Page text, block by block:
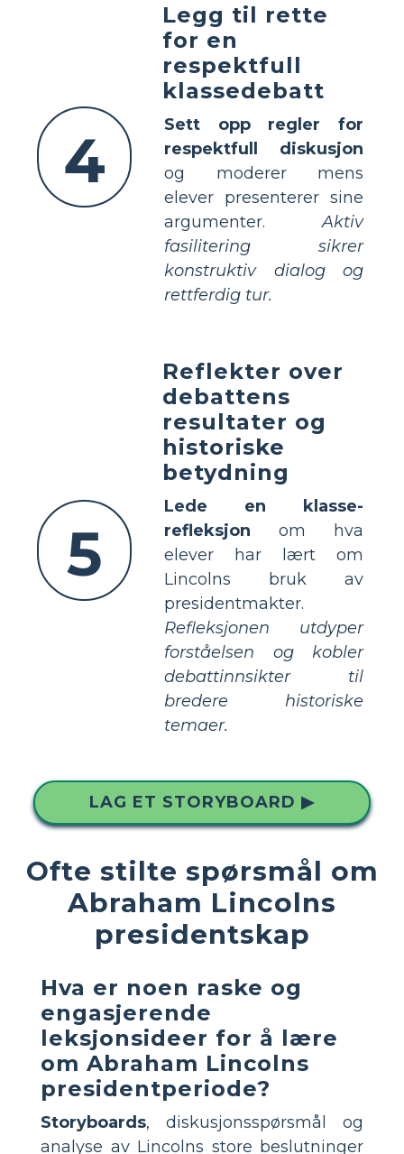
4
Legg til rette
for en
respektfull
klassedebatt
Sett opp regler for
respektfull diskusjon
og moderer mens
elever presenterer sine
argumenter.Aktiv
fasilitering sikrer
konstruktiv dialog og
rettferdig tur.
5
Reflekter over
debattens
resultater og
historiske
betydning
Lede en klasse-
refleksjon om hva
elever har lært om
Lincolns bruk av
presidentmakter.
Refleksjonen utdyper
forståelsen og kobler
debattinnsikter til
bredere historiske
temaer.
LAG ET STORYBOARD ▶
Ofte stilte spørsmål om
Abraham Lincolns
presidentskap
Hva er noen raske og
engasjerende
leksjonsideer for å lære
om Abraham Lincolns
presidentperiode?
Storyboards, diskusjonsspørsmål og
analyse av Lincolns store beslutninger